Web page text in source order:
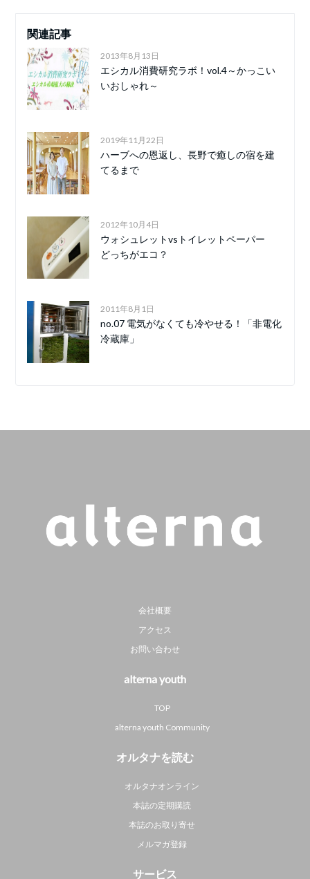
関連記事
2013年8月13日
エシカル消費研究ラボ！vol.4～かっこい
いおしゃれ～
2019年11月22日
ハーブへの恩返し、長野で癒しの宿を建
てるまで
2012年10月4日
ウォシュレットvsトイレットペーパー
どっちがエコ？
2011年8月1日
no.07 電気がなくても冷やせる！「非電化
冷蔵庫」
会社概要
アクセス
お問い合わせ
alterna youth
TOP
alterna youth Community
オルタナを読む
オルタナオンライン
本誌の定期購読
本誌のお取り寄せ
メルマガ登録
サービス